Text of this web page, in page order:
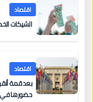
اقتصاد
الشيكات
اقتصاد
بعد قمة
حضورها في